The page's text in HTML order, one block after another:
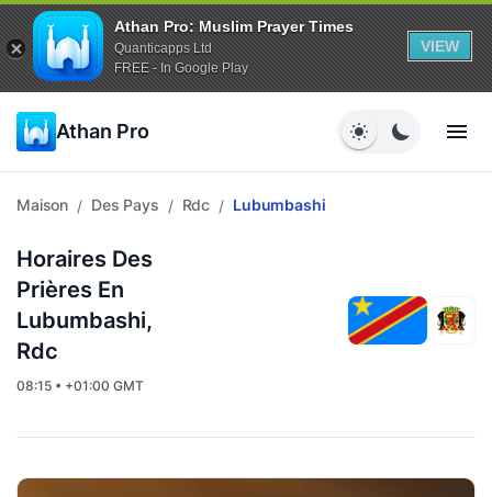
Athan Pro: Muslim Prayer Times
Quanticapps Ltd
FREE - In Google Play
VIEW
Athan Pro
Maison / Des Pays / Rdc / Lubumbashi
Horaires Des
Prières En
Lubumbashi,
Rdc
08:15 • +01:00 GMT